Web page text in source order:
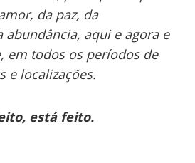
da paz, da
abundância, aqui e agora e
em todos os períodos de
e localizações.
está feito.